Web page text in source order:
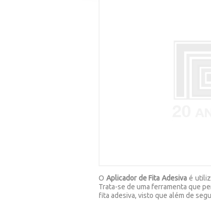
O Aplicador de Fita Adesiva é
Trata-se de uma ferramenta que
fita adesiva, visto que além de